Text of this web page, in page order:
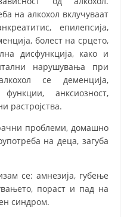
на алкохол вклучуваат
епилепсија,
болест на срцето,
дисфункција, како и
нарушувања при
се деменција,
анксиозност,
растројства.
проблеми, домашно
на деца, загуба
се: амнезија, губење
пораст и пад на
синдром.